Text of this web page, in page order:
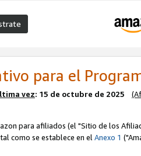
para el
ltima vez: 15 de octubre de 2025
para afiliados (el "Sitio de los
como se establece en elAnexo 1